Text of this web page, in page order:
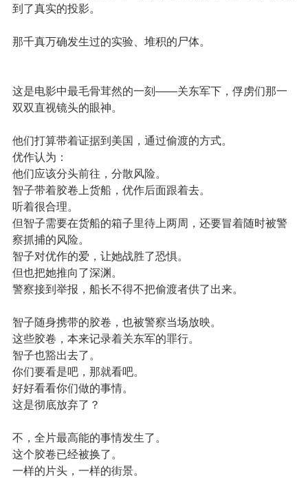
到了真实的投影。
那千真万确发生过的实验、堆积的尸体。
这是电影中最毛骨茸然的一刻——关东军下，俘虏们那一
双双直视镜头的眼神。
他们打算带着证据到美国，通过偷渡的方式。
优作认为：
他们应该分头前往，分散风险。
智子带着胶卷上货船，优作后面跟着去。
听着很合理。
但智子需要在货船的箱子里待上两周，还要冒着随时被警
察抓捕的风险。
智子对优作的爱，让她战胜了恐惧。
但也把她推向了深渊。
警察接到举报，船长不得不把偷渡者供了出来。
智子随身携带的胶卷，也被警察当场放映。
这些胶卷，本来记录着关东军的罪行。
智子也豁出去了。
你们要看是吧，那就看吧。
好好看看你们做的事情。
这是彻底放弃了？
不，全片最高能的事情发生了。
这个胶卷已经被换了。
一样的片头，一样的街景。